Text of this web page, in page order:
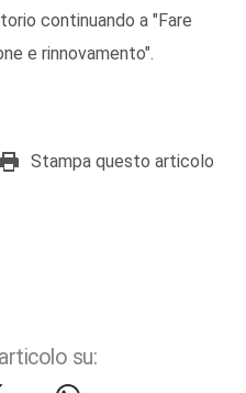
continuando a "Fare
e rinnovamento".
Stampa questo articolo
su: